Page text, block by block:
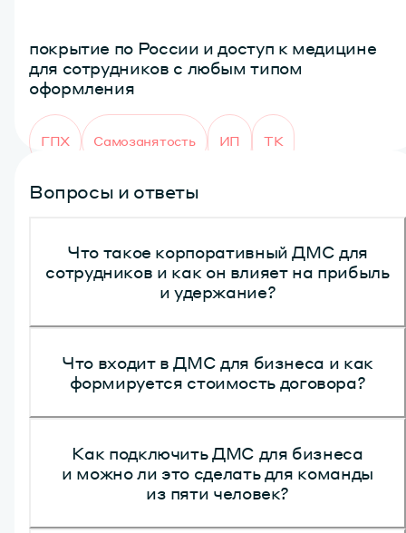
покрытие по России и доступ к медицине
для сотрудников с любым типом
оформления
ГПХ Самозанятость ИП ТК
Вопросы и ответы
Что такое корпоративный ДМС для
сотрудников и как он влияет на прибыль
и удержание?
(ДМС) — решение, которое помогает вашей команде
быстро получать медицинскую помощь в клиниках
с высокими оценками по всей стране.
помощью без длительного ожидания в очередях,
а также получать качественное обслуживание.
ДМС «Лучи» для бизнеса поможет сократить
Наличие ДМС в соцпакете сделает вашу компанию
Что входит в ДМС для бизнеса и как
формируется стоимость договора?
небольшим командам доступ к качественному
медицинскому обслуживанию, сохраняя до 90%
возможностей программ для бизнеса. Наполнение
программы будет зависеть от выбранного вами тарифа
Как подключить ДМС для бизнеса
и можно ли это сделать для команды
из пяти человек?